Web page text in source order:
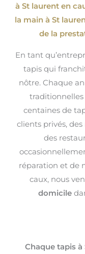
à St laurent en
la main à St
de la
En tant
tapis qui
nôtre. Chaque
centaines de
clients privés,
des
réparation et de
caux, nous
domicile
Chaque tapis